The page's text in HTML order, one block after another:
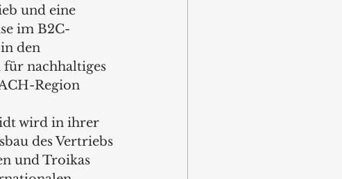
und eine
im B2C-
den
für nachhaltiges
Region
wird in ihrer
des Vertriebs
und Troikas